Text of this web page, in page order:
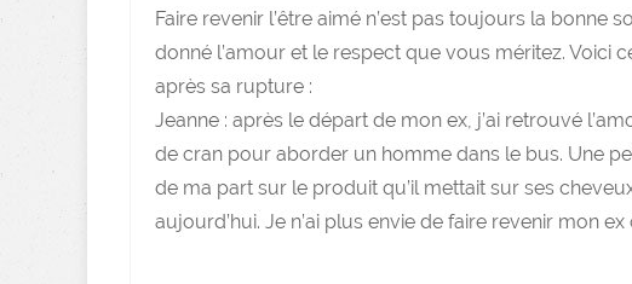
Faire revenir l’être aimé n’est pas toujours la
donné l’amour et le respect que vous méritez. Voici
après sa rupture :
Jeanne : après le départ de mon ex, j’ai retrouvé
de cran pour aborder un homme dans le bus. Une
de ma part sur le produit qu’il mettait sur ses
aujourd’hui. Je n’ai plus envie de faire revenir mon